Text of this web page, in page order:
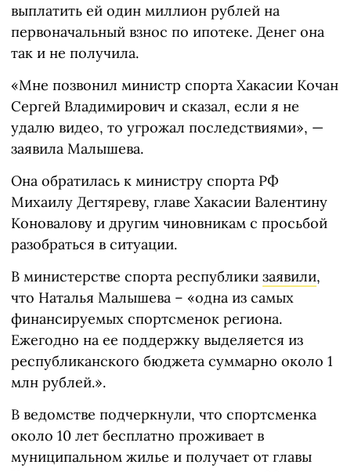
выплатить ей один миллион рублей на
первоначальный взнос по ипотеке. Денег она
так и не получила.
«Мне позвонил министр спорта Хакасии Кочан
Сергей Владимирович и сказал, если я не
удалю видео, то угрожал последствиями», —
заявила Малышева.
Она обратилась к министру спорта РФ
Михаилу Дегтяреву, главе Хакасии Валентину
Коновалову и другим чиновникам с просьбой
разобраться в ситуации.
В министерстве спорта республики заявили,
что Наталья Малышева – «одна из самых
финансируемых спортсменок региона.
Ежегодно на ее поддержку выделяется из
республиканского бюджета суммарно около 1
млн рублей.».
В ведомстве подчеркнули, что спортсменка
около 10 лет бесплатно проживает в
муниципальном жилье и получает от главы